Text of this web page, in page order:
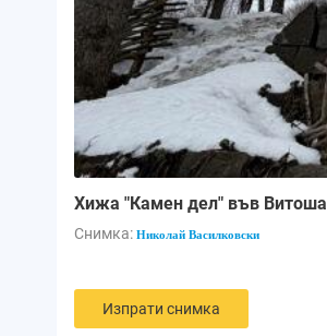
Хижа "Камен дел" във Витоша
Снимка: Николай Василковски
Изпрати снимка